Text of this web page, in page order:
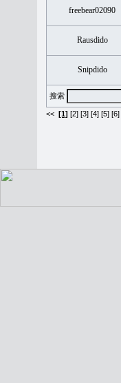
freebear02090
Rausdido
Snipdido
搜索
<< [1] [2] [3] [4] [5] [6]